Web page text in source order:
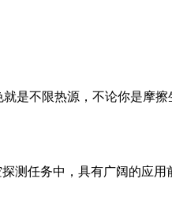
是不限热源，不论你是摩
测任务中，具有广阔的应用